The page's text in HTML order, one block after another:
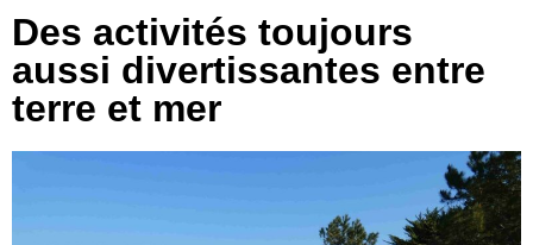
Des activités toujours
aussi divertissantes entre
terre et mer